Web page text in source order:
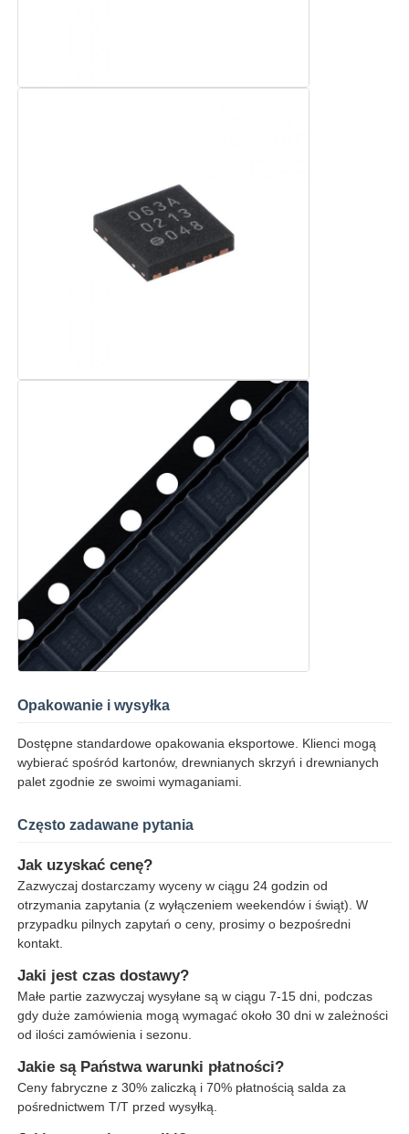
Moduł zasilania
Chip zarządzania energią
Opakowanie i wysyłka
Dostępne standardowe opakowania eksportowe. Klienci mogą
wybierać spośród kartonów, drewnianych skrzyń i drewnianych
palet zgodnie ze swoimi wymaganiami.
Często zadawane pytania
Jak uzyskać cenę?
Zazwyczaj dostarczamy wyceny w ciągu 24 godzin od
otrzymania zapytania (z wyłączeniem weekendów i świąt). W
przypadku pilnych zapytań o ceny, prosimy o bezpośredni
kontakt.
Jaki jest czas dostawy?
Małe partie zazwyczaj wysyłane są w ciągu 7-15 dni, podczas
gdy duże zamówienia mogą wymagać około 30 dni w zależności
od ilości zamówienia i sezonu.
Jakie są Państwa warunki płatności?
Ceny fabryczne z 30% zaliczką i 70% płatnością salda za
pośrednictwem T/T przed wysyłką.